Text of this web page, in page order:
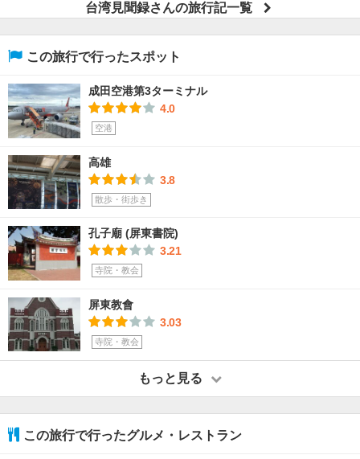
台湾見聞録さんの旅行記一覧
この旅行で行ったスポット
成田空港第3ターミナル
4.0
空港
高雄
3.8
散歩・街歩き
孔子廟 (屏東書院)
3.21
寺院・教会
屏東教會
3.03
寺院・教会
もっと見る
この旅行で行ったグルメ・レストラン